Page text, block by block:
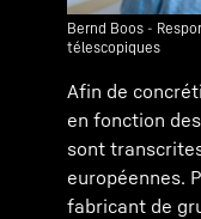
Bernd Boos -
télescopiques
Afin de
en fonction
sont
européennes.
fabricant de